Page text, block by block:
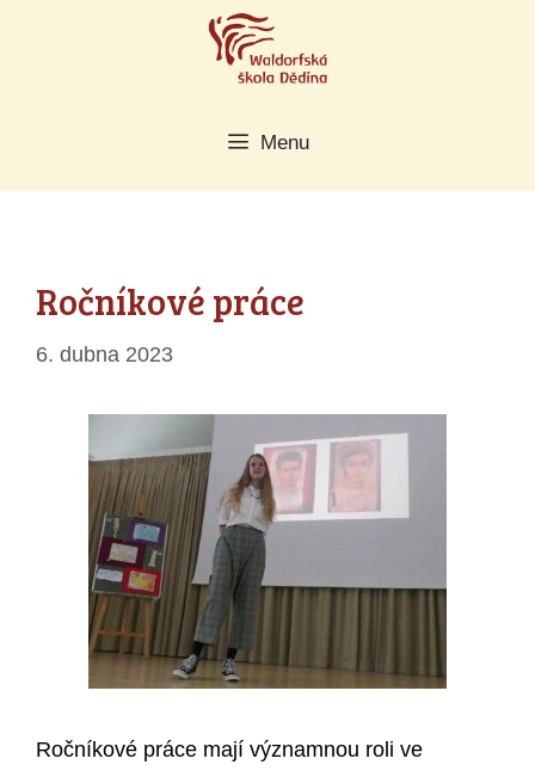
Menu
Ročníkové práce
6. dubna 2023
Ročníkové práce mají významnou roli ve